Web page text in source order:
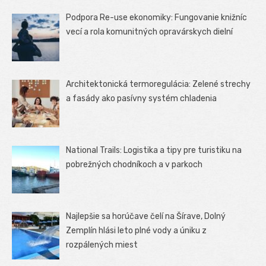
Podpora Re-use ekonomiky: Fungovanie knižníc
vecí a rola komunitných opravárskych dielní
Architektonická termoregulácia: Zelené strechy
a fasády ako pasívny systém chladenia
National Trails: Logistika a tipy pre turistiku na
pobrežných chodníkoch a v parkoch
Najlepšie sa horúčave čelí na Šírave, Dolný
Zemplín hlási leto plné vody a úniku z
rozpálených miest